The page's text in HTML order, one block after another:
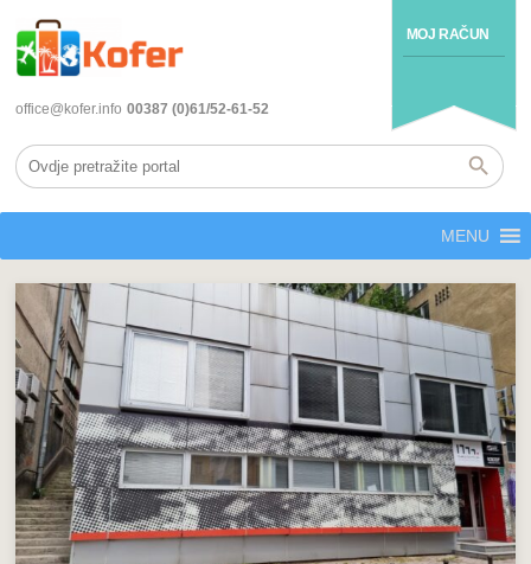
MOJ RAČUN
office@kofer.info 00387 (0)61/52-61-52
MENU